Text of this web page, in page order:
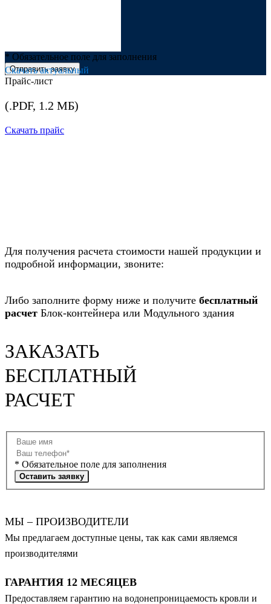
* Обязательное поле для заполнения
Отправить заявку
Скачать актуальный
Прайс-лист
(.PDF, 1.2 МБ)
Скачать прайс
Для получения расчета стоимости нашей продукции и
подробной информации, звоните:
Либо заполните форму ниже и получите бесплатный
расчет Блок-контейнера или Модульного здания
ЗАКАЗАТЬ
БЕСПЛАТНЫЙ
РАСЧЕТ
* Обязательное поле для заполнения
Оставить заявку
МЫ – ПРОИЗВОДИТЕЛИ
Мы предлагаем доступные цены, так как сами являемся
производителями
ГАРАНТИЯ 12 МЕСЯЦЕВ
Предоставляем гарантию на водонепроницаемость кровли и